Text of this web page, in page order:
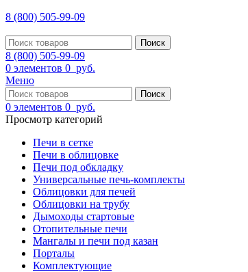
8 (800) 505-99-09
Поиск
8 (800) 505-99-09
0 элементов 0 руб.
Меню
Поиск
0 элементов 0 руб.
Просмотр категорий
Печи в сетке
Печи в облицовке
Печи под обкладку
Универсальные печь-комплекты
Облицовки для печей
Облицовки на трубу
Дымоходы стартовые
Отопительные печи
Мангалы и печи под казан
Порталы
Комплектующие